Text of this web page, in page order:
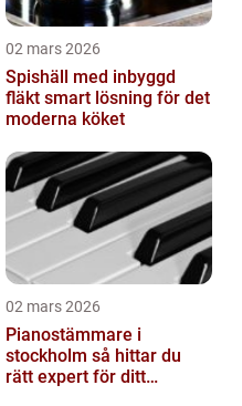
02 mars 2026
Spishäll med inbyggd
fläkt smart lösning för det
moderna köket
02 mars 2026
Pianostämmare i
stockholm så hittar du
rätt expert för ditt